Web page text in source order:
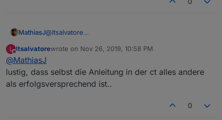
MathiasJ@ltsalvatore
ich denke, hier wurde nur erklärt, wie man Valetudo
theoetisch
Die Praxis sieht da schon anders aus.,
L
Offline
ltsalvatorewrote on Nov 26, 2019, 10:58 PM
last edited by
@MathiasJ
lustig, dass selbst die Anleitung in der ct alles andere
als erfolgsversprechend ist..
0